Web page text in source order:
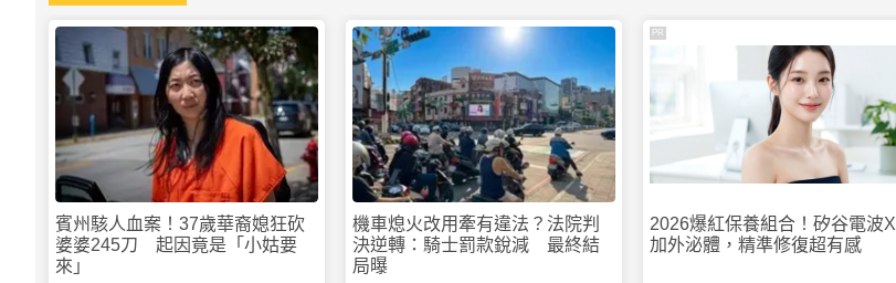
賓州駭人血案！37歲華裔媳狂砍
婆婆245刀 起因竟是「小姑要
來」
機車熄火改用牽有違法？法院判
決逆轉：騎士罰款銳減 最終結
局曝
2026爆紅保養組合！矽谷電波X
加外泌體，精準修復超有感
PR